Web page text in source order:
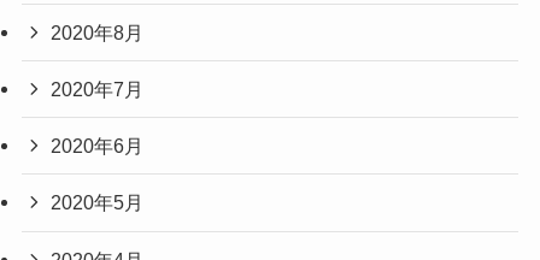
2020年8月
2020年7月
2020年6月
2020年5月